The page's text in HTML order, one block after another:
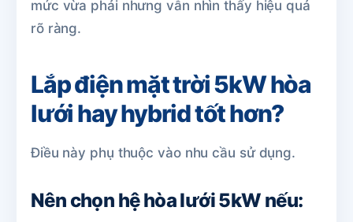
mức vừa phải nhưng vẫn nhìn thấy hiệu quả
rõ ràng.
Lắp điện mặt trời 5kW hòa
lưới hay hybrid tốt hơn?
Điều này phụ thuộc vào nhu cầu sử dụng.
Nên chọn hệ hòa lưới 5kW nếu: